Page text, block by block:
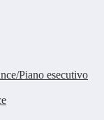
Piano esecutivo